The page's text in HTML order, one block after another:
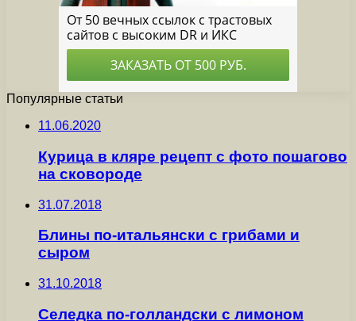
Популярные статьи
11.06.2020
Курица в кляре рецепт с фото пошагово
на сковороде
31.07.2018
Блины по-итальянски с грибами и
сыром
31.10.2018
Селедка по-голландски с лимоном